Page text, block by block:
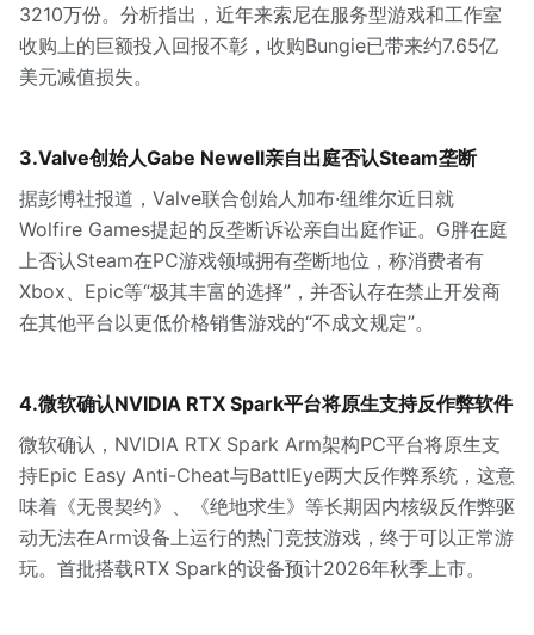
3210万份。分析指出，近年来索尼在服务型游戏和工作室
收购上的巨额投入回报不彰，收购Bungie已带来约7.65亿
美元减值损失。
3.Valve创始人Gabe Newell亲自出庭否认Steam垄断
据彭博社报道，Valve联合创始人加布·纽维尔近日就
Wolfire Games提起的反垄断诉讼亲自出庭作证。G胖在庭
上否认Steam在PC游戏领域拥有垄断地位，称消费者有
Xbox、Epic等“极其丰富的选择”，并否认存在禁止开发商
在其他平台以更低价格销售游戏的“不成文规定”。
4.微软确认NVIDIA RTX Spark平台将原生支持反作弊软件
微软确认，NVIDIA RTX Spark Arm架构PC平台将原生支
持Epic Easy Anti-Cheat与BattlEye两大反作弊系统，这意
味着《无畏契约》、《绝地求生》等长期因内核级反作弊驱
动无法在Arm设备上运行的热门竞技游戏，终于可以正常游
玩。首批搭载RTX Spark的设备预计2026年秋季上市。